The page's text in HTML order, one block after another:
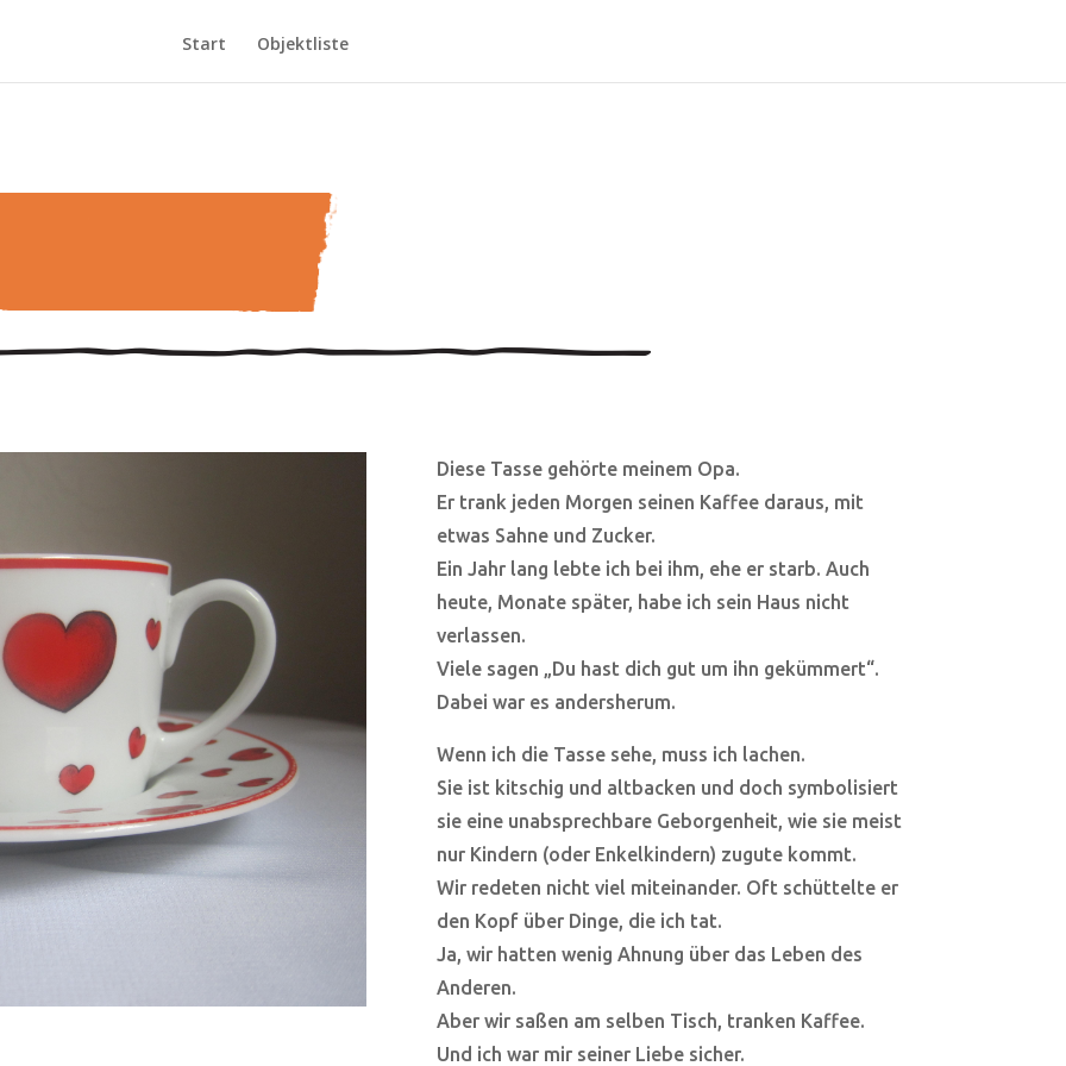
Start Objektliste
Diese Tasse gehörte meinem Opa.
Er trank jeden Morgen seinen Kaffee daraus, mit
etwas Sahne und Zucker.
Ein Jahr lang lebte ich bei ihm, ehe er starb. Auch
heute, Monate später, habe ich sein Haus nicht
verlassen.
Viele sagen „Du hast dich gut um ihn gekümmert“.
Dabei war es andersherum.
Wenn ich die Tasse sehe, muss ich lachen.
Sie ist kitschig und altbacken und doch symbolisiert
sie eine unabsprechbare Geborgenheit, wie sie meist
nur Kindern (oder Enkelkindern) zugute kommt.
Wir redeten nicht viel miteinander. Oft schüttelte er
den Kopf über Dinge, die ich tat.
Ja, wir hatten wenig Ahnung über das Leben des
Anderen.
Aber wir saßen am selben Tisch, tranken Kaffee.
Und ich war mir seiner Liebe sicher.